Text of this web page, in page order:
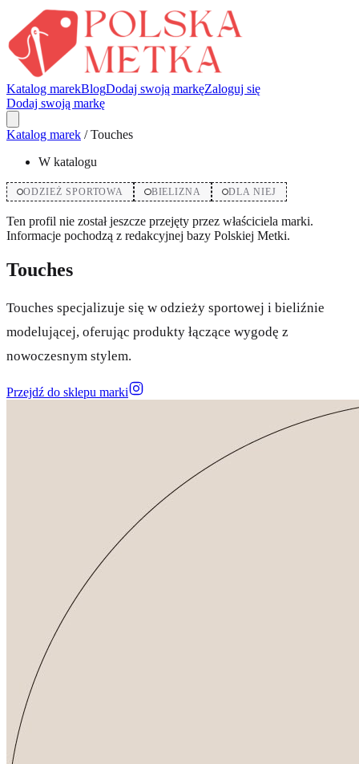
Katalog marekBlogDodaj swoją markęZaloguj się
Dodaj swoją markę
Katalog marek / Touches
W katalogu
ODZIEŻ SPORTOWA BIELIZNA DLA NIEJ
Ten profil nie został jeszcze przejęty przez właściciela marki.
Informacje pochodzą z redakcyjnej bazy Polskiej Metki.
Touches
Touches specjalizuje się w odzieży sportowej i bieliźnie
modelującej, oferując produkty łączące wygodę z
nowoczesnym stylem.
Przejdź do sklepu marki